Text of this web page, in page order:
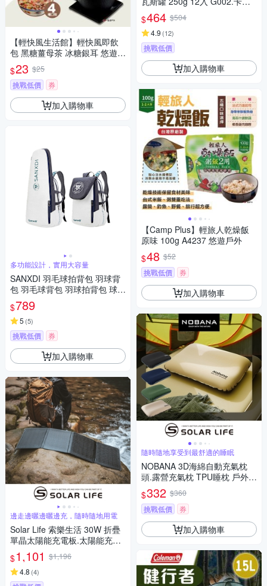
【輕快風生活館】輕快風即飲
包 黑糖薑母茶 冰糖銀耳 悠遊戶
外
$23 $25
挑戰低價
券
加入購物車
多功能設計，實用大容量
SANXDI 羽毛球拍背包 羽球背
包 羽毛球背包 羽球拍背包 球拍
袋 大容量 防水 多隔層
$789
5 (5)
挑戰低價 券
加入購物車
邊走邊曬邊曬邊充，隨時隨地用電
Solar Life 索樂生活 30W 折疊
單晶太陽能充電板.太陽能充電
器 光伏發電板 太陽能折疊包 發
電板 戶外電源折疊包
$1,101 $1,196
4.8 (4)
爐瓦斯罐 防爆安控瓦斯罐 戶外
露營瓦斯瓶 液態丁烷瓦斯 瓦斯
爐專用
$464 $504
4.9 (12)
挑戰低價
加入購物車
【Camp Plus】輕旅人乾燥飯
原味 100g A4237 悠遊戶外
$48 $52
挑戰低價
券
加入購物車
隨時隨地享受到最舒適的睡眠
NOBANA 3D海綿自動充氣枕
頭.露營充氣枕 TPU睡枕 戶外枕
頭 旅行枕靠枕 辦公室午睡枕
$332 $360
挑戰低價
券
加入購物車